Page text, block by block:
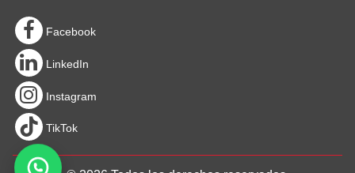
Facebook
LinkedIn
Instagram
TikTok